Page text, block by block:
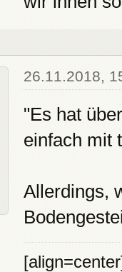
26.11.2018,
"Es hat
einfach mit
Allerdings,